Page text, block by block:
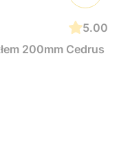
5.00
200mm Cedrus